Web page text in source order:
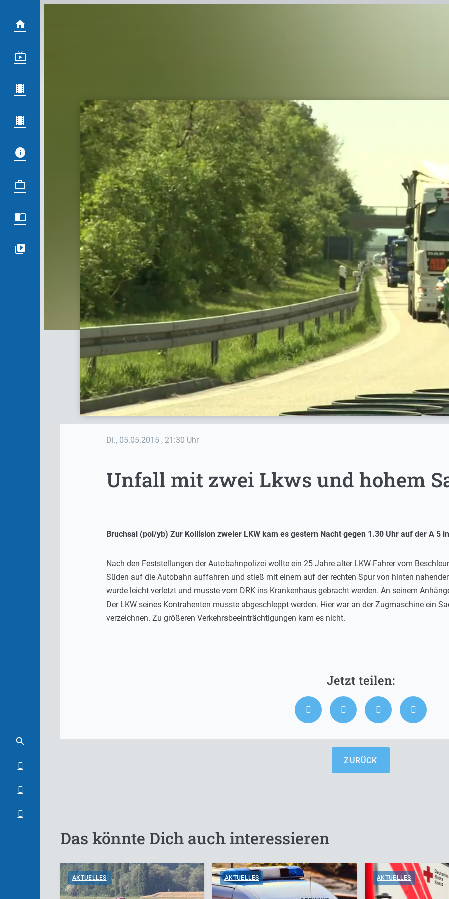
Di., 05.05.2015 , 21:30 Uhr
Unfall mit zwei Lkws und hohem
Bruchsal (pol/yb) Zur Kollision zweier LKW kam es gestern Nacht gegen 1.30 Uhr auf der A 5
Nach den Feststellungen der Autobahnpolizei wollte ein 25 Jahre alter LKW-Fahrer vom
Süden auf die Autobahn auffahren und stieß mit einem auf der rechten Spur von hinten
wurde leicht verletzt und musste vom DRK ins Krankenhaus gebracht werden. An seinem
Der LKW seines Kontrahenten musste abgeschleppt werden. Hier war an der Zugmaschine ein
verzeichnen. Zu größeren Verkehrsbeeinträchtigungen kam es nicht.
ZURÜCK
Das könnte Dich auch interessieren
AKTUELLES AKTUELLES AKTUELLES